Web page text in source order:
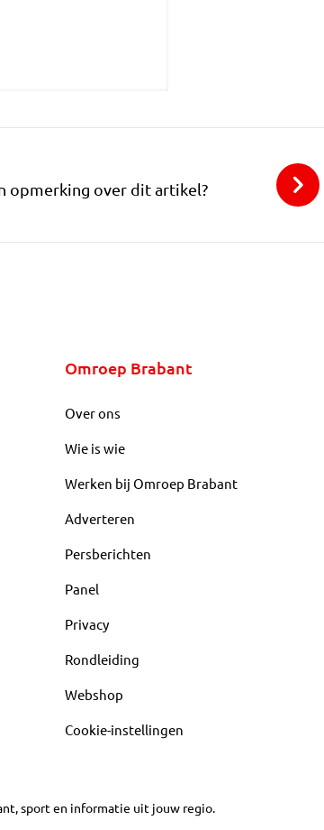
opmerking over dit artikel?
Omroep Brabant
Over ons
Wie is wie
Werken bij Omroep Brabant
Adverteren
Persberichten
Panel
Privacy
Rondleiding
Webshop
Cookie-instellingen
sport en informatie uit jouw regio.